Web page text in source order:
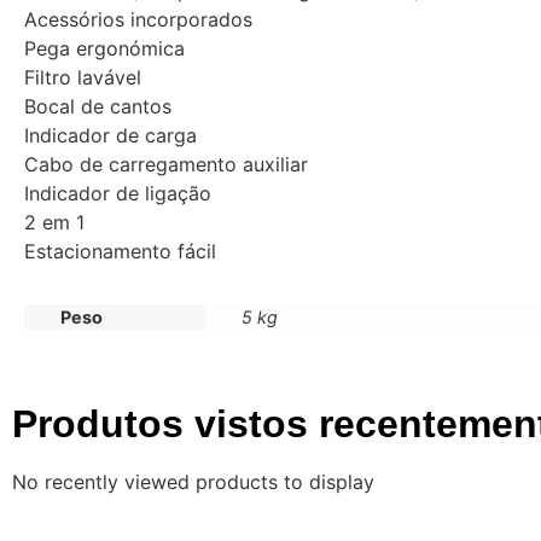
Acessórios incorporados
Pega ergonómica
Filtro lavável
Bocal de cantos
Indicador de carga
Cabo de carregamento auxiliar
Indicador de ligação
2 em 1
Estacionamento fácil
Peso 5 kg
Produtos vistos
No recently viewed products to display